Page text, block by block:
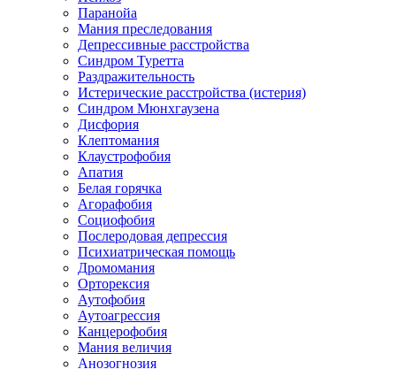
Паранойа
Мания преследования
Депрессивные расстройства
Синдром Туретта
Раздражительность
Истерические расстройства (истерия)
Синдром Мюнхгаузена
Дисфория
Клептомания
Клаустрофобия
Апатия
Белая горячка
Агорафобия
Социофобия
Послеродовая депрессия
Психиатрическая помощь
Дромомания
Орторексия
Аутофобия
Аутоагрессия
Канцерофобия
Мания величия
Анозогнозия